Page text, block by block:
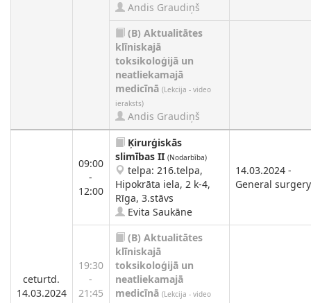
Andis Graudiņš
(B) Aktualitātes
klīniskajā
toksikoloģijā un
neatliekamajā
medicīnā (Lekcija - video
ieraksts)
Andis Graudiņš
ceturtd.
14.03.2024
09:00
-
12:00
Ķirurģiskās
slimības II (Nodarbība)
telpa: 216.telpa,
Hipokrāta iela, 2 k-4,
Rīga, 3.stāvs
Evita Saukāne
14.03.2024 -
General
19:30
-
21:45
(B) Aktualitātes
klīniskajā
toksikoloģijā un
neatliekamajā
medicīnā (Lekcija - video